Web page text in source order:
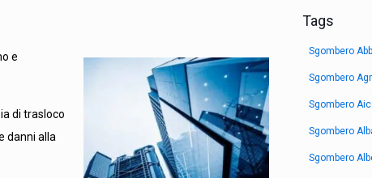
e
di trasloco
danni alla
Tags
Sgombero
Sgombero
Sgombero
Sgombero
Sgombero